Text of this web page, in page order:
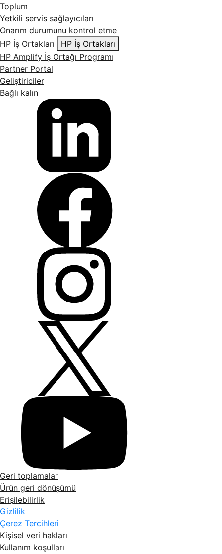
Toplum
Yetkili servis sağlayıcıları
Onarım durumunu kontrol etme
HP İş Ortakları
HP İş Ortakları
HP Amplify İş Ortağı Programı
Partner Portal
Geliştiriciler
Bağlı kalın
Geri toplamalar
Ürün geri dönüşümü
Erişilebilirlik
Gizlilik
Çerez Tercihleri
Kişisel veri hakları
Kullanım koşulları